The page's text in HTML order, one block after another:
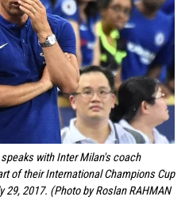
with Inter Milan's coach
of their International Champions Cup
2017. (Photo by Roslan RAHMAN